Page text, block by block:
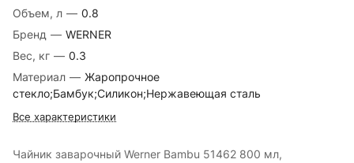
Объем, л — 0.8
Бренд — WERNER
Вес, кг — 0.3
Материал — Жаропрочное
стекло;Бамбук;Силикон;Нержавеющая сталь
Все характеристики
Чайник заварочный Werner Bambu 51462 800 мл,